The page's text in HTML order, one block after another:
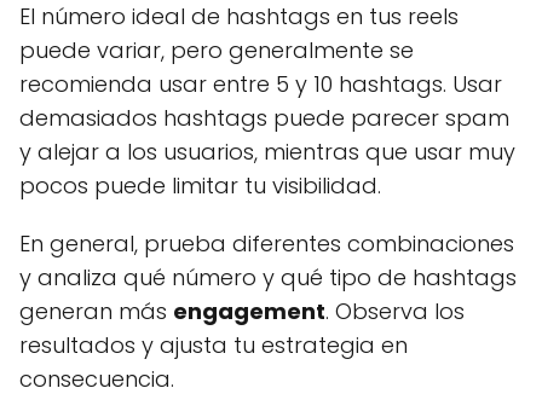
El número ideal de hashtags en tus reels
puede variar, pero generalmente se
recomienda usar entre 5 y 10 hashtags. Usar
demasiados hashtags puede parecer spam
y alejar a los usuarios, mientras que usar muy
pocos puede limitar tu visibilidad.
En general, prueba diferentes combinaciones
y analiza qué número y qué tipo de hashtags
generan más engagement. Observa los
resultados y ajusta tu estrategia en
consecuencia.